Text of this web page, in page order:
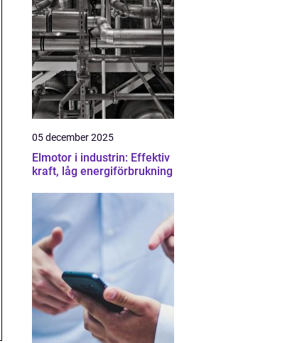
05 december 2025
Elmotor i industrin: Effektiv
kraft, låg energiförbrukning